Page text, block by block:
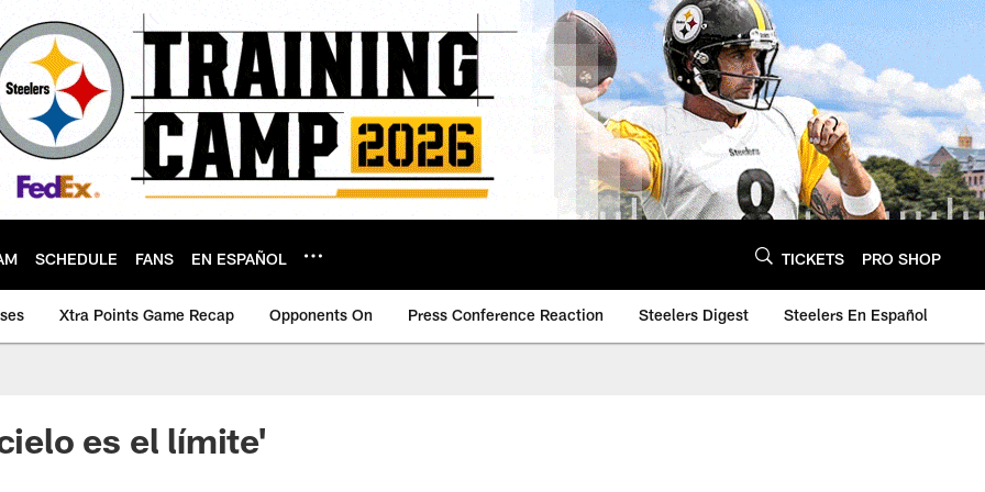
SCHEDULE FANS EN ESPAÑOL TICKETS PRO SHOP
Xtra Points Game Recap Opponents On Press Conference Reaction Steelers Digest Steelers En Español
es el límite'